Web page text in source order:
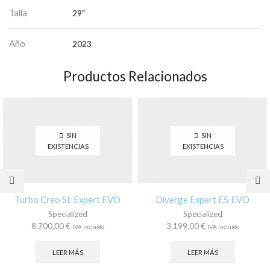
Talla 29"
Año 2023
Productos Relacionados
SIN
EXISTENCIAS
Turbo Creo SL Expert EVO
Specialized
8.700,00€ IVA Incluido
LEER MÁS
SIN
EXISTENCIAS
Diverge Expert E5 EVO
Specialized
3.199,00€ IVA Incluido
LEER MÁS